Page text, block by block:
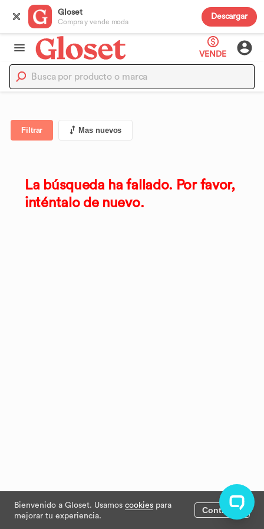
Gloset
Compra y vende moda
Descargar
Bienvenido a Gloset. Usamos cookies para
mejorar tu experiencia.
Continuar
VENDE
Filtrar Mas nuevos
La búsqueda ha fallado. Por favor,
inténtalo de nuevo.